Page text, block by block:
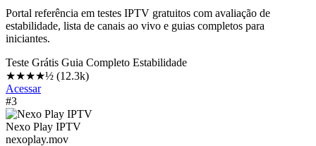
Portal referência em testes IPTV gratuitos com avaliação de
estabilidade, lista de canais ao vivo e guias completos para
iniciantes.
Teste Grátis Guia Completo Estabilidade
★★★★½ (12.3k)
Acessar
#3
Nexo Play IPTV
nexoplay.mov